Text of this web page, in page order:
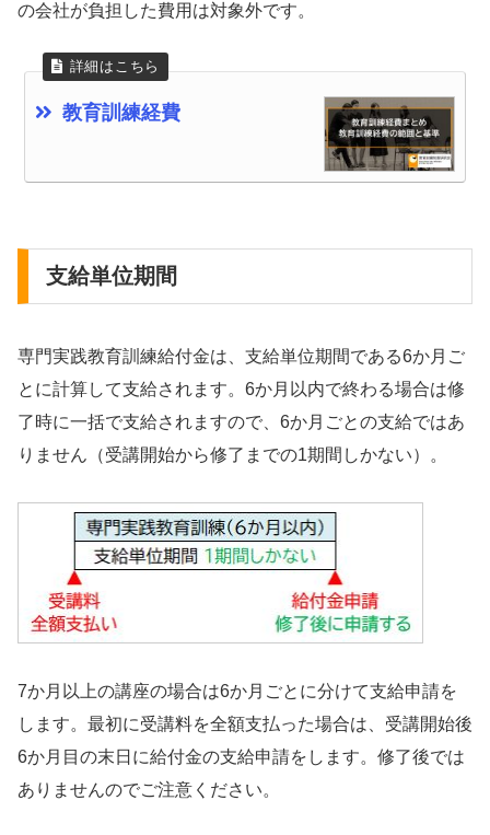
の会社が負担した費用は対象外です。
教育訓練経費
支給単位期間
専門実践教育訓練給付金は、支給単位期間である6か月ご
とに計算して支給されます。6か月以内で終わる場合は修
了時に一括で支給されますので、6か月ごとの支給ではあ
りません（受講開始から修了までの1期間しかない）。
7か月以上の講座の場合は6か月ごとに分けて支給申請を
します。最初に受講料を全額支払った場合は、受講開始後
6か月目の末日に給付金の支給申請をします。修了後では
ありませんのでご注意ください。